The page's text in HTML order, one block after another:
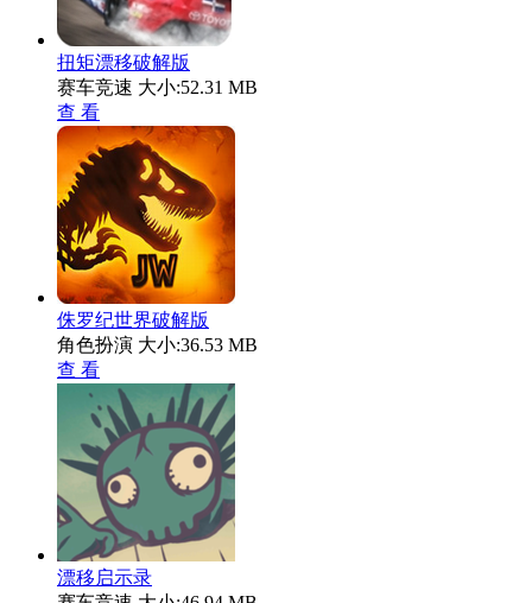
扭矩漂移破解版
赛车竞速 大小:52.31 MB
查 看
侏罗纪世界破解版
角色扮演 大小:36.53 MB
查 看
漂移启示录